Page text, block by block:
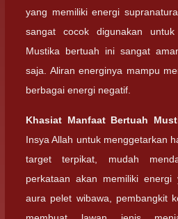
yang memiliki energi
sangat cocok digunakan
Mustika bertuah ini sangat
saja. Aliran energinya mampu
berbagai energi negatif.
Khasiat Manfaat Bertuah
Insya Allah untuk menggetarkan
target terpikat, mudah
perkataan akan memiliki
aura pelet wibawa, pembangkit